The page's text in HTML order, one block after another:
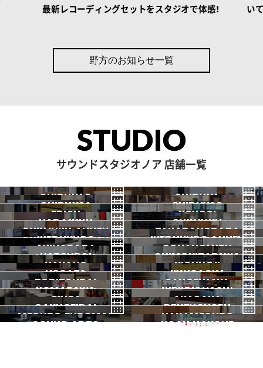
最新レコーディングセットをスタジオで体感！
い
野方のお知らせ一覧
STUDIO
サウンドスタジオノア 店舗一覧
SHIBUYA3
渋谷3号
2026.07 OPEN
SHIBUYA
渋谷本店
SHIBUYA1
渋谷1号
SHIBUYA2
渋谷2号
EBISU
恵比寿
YOYOGI
代々木
HARAJUKU
原宿
SHINJUKU
新宿
SHINJUKU ANNEX
新宿ANNEX
TAKADANOBABA
高田馬場
IKEBUKURO
池袋
IKEBUKURO ANNEX
池袋ANNEX
AKIHABARA
秋葉原
OCHANOMIZU
御茶ノ水
HATSUDAI
初台
SHIMOKITAZAWA
下北沢
NAKANO
中野
KICHIJOJI
吉祥寺
NOGATA
野方
JIYUGAOKA
自由が丘
TORITSUDAI
都立大
SANGENJAYA
三軒茶屋
KOMAZAWA
駒沢
IKEJIRIOHASHI
池尻大橋
一時閉店中
GINZA
銀座
AKASAKA
赤坂
GAKUGEIDAI
学芸大
DENENCHOFU
田園調布
MEGURO FUDOMAE NAKAMEGURO
SOUND ARTS NOAH HAKONE